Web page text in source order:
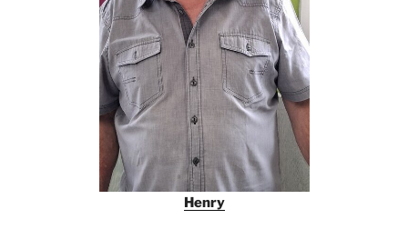
Henry